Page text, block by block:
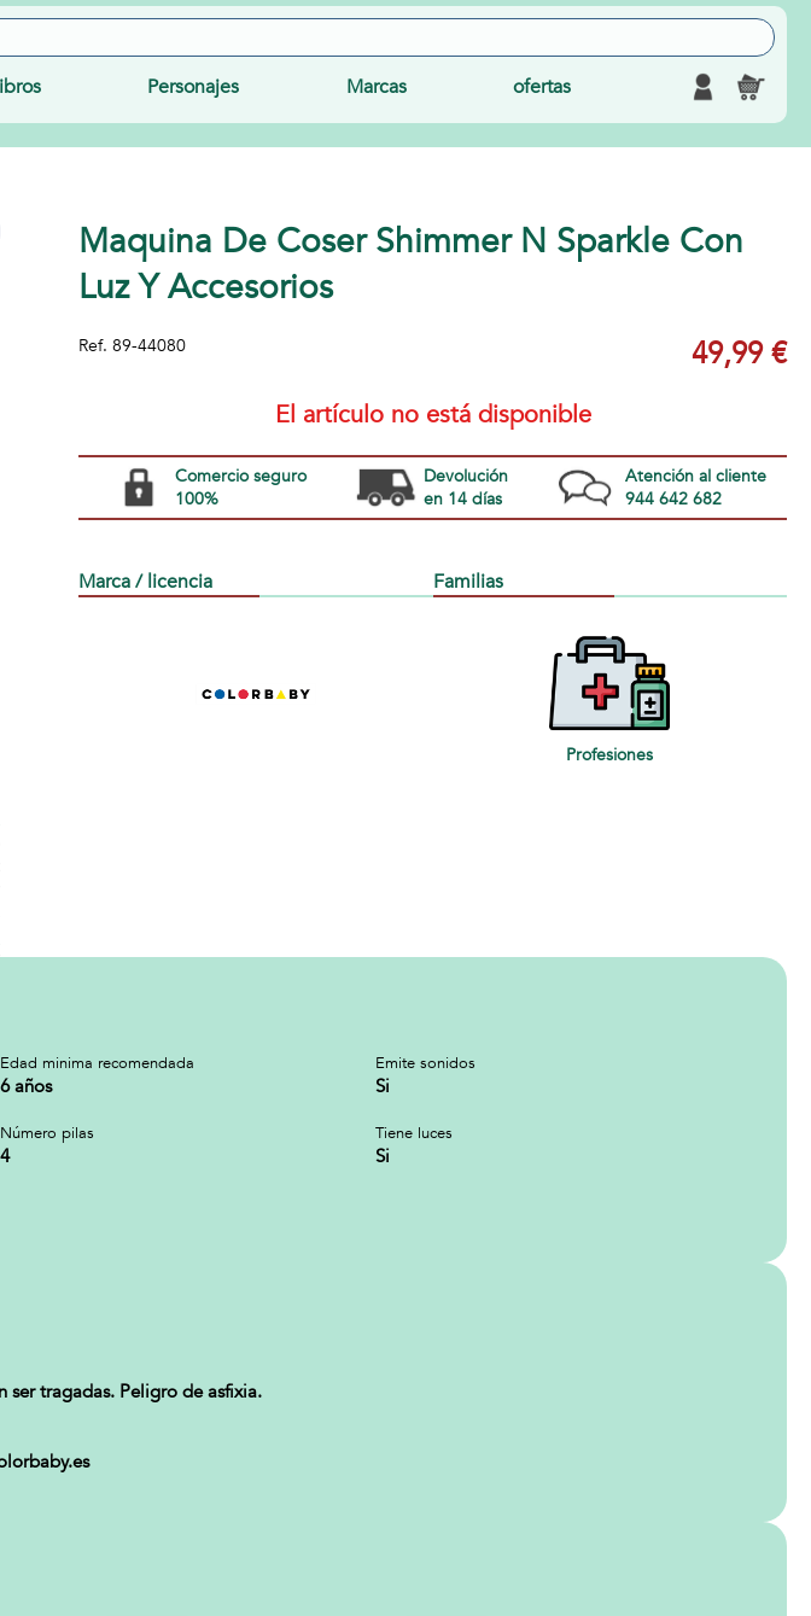
Personajes Marcas ofertas
Maquina De Coser Shimmer N Sparkle Con
Luz Y Accesorios
Ref. 89-44080 49,99 €
El artículo no está disponible
Comercio seguro
100%
Devolución
en 14 días
Atención al cliente
944 642 682
Marca / licencia Familias
Profesiones
Edad minima recomendada
6 años
Emite sonidos
Si
Número pilas
4
Tiene luces
Si
ser tragadas. Peligro de asfixia.